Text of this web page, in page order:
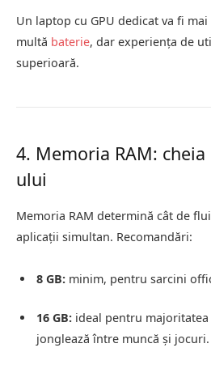
Un laptop cu GPU dedicat va fi
multă baterie, dar experiența de
superioară.
4. Memoria RAM:
ului
Memoria RAM determină cât de
aplicații simultan. Recomandări:
8 GB: minim, pentru sarcini
16 GB: ideal pentru
jonglează între muncă și jocuri.